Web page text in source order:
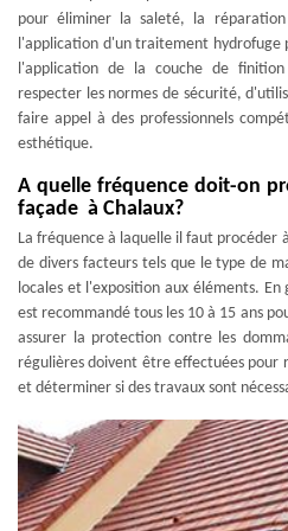
pour éliminer la saleté, la
l'application d'un traitement hydrofuge
l'application de la couche de
respecter les normes de sécurité,
faire appel à des professionnels
esthétique.
A quelle fréquence doit-on
façade à Chalaux?
La fréquence à laquelle il faut procéder
de divers facteurs tels que le type de
locales et l'exposition aux éléments.
est recommandé tous les 10 à 15 ans
assurer la protection contre les
régulières doivent être effectuées pour
et déterminer si des travaux sont